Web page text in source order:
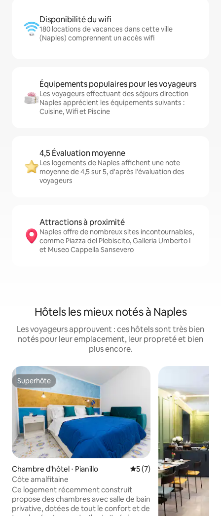
Disponibilité du wifi
180 locations de vacances dans cette ville
(Naples) comprennent un accès wifi
Équipements populaires pour les voyageurs
Les voyageurs effectuant des séjours direction
Naples apprécient les équipements suivants :
Cuisine, Wifi et Piscine
4,5 Évaluation moyenne
Les logements de Naples affichent une note
moyenne de 4,5 sur 5, d'après l'évaluation des
voyageurs
Attractions à proximité
Naples offre de nombreux sites incontournables,
comme Piazza del Plebiscito, Galleria Umberto I
et Museo Cappella Sansevero
Hôtels les mieux notés à Naples
Les voyageurs approuvent : ces hôtels sont très bien
notés pour leur emplacement, leur propreté et bien
plus encore.
Superhôte
Superhôte
Chambre d'hôtel ⋅ Pianillo Évaluation moyenne sur
5 (7)
Côte amalfitaine
Ce logement récemment construit
propose des chambres avec salle de bain
privative, dotées de tout le confort et de